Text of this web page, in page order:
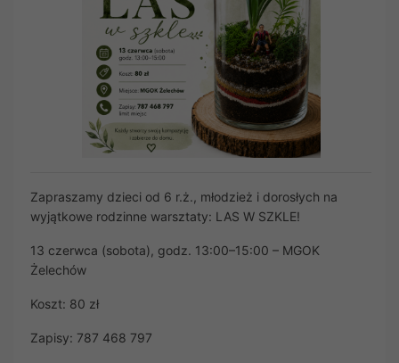
Zapraszamy dzieci od 6 r.ż., młodzież i dorosłych na
wyjątkowe rodzinne warsztaty: LAS W SZKLE!
13 czerwca (sobota), godz. 13:00–15:00 – MGOK
Żelechów
Koszt: 80 zł
Zapisy: 787 468 797